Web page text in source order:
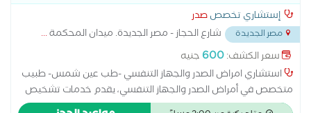
إستشاري تخصصصدر
مصر الجديدة شارع الحجاز - مصر الجديدة. ميدان المحكمة...
سعر الكشف:600 جنيه
استشاري امراض الصدر والجهاز التنفسي -طب عين شمس- طبيب
متخصص في أمراض الصدر والجهاز التنفسي، يقدم خدمات تشخيص
وعلاج ومتابعة جميع أمراض الرئة والجهاز التنفسي باستخدام أحدث